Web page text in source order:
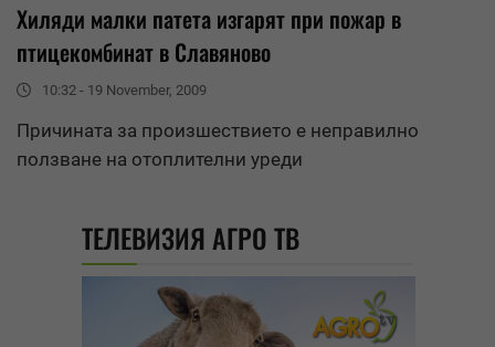
Хиляди малки патета изгарят при пожар в
птицекомбинат в Славяново
10:32 - 19 November, 2009
Причината за произшествието е неправилно
ползване на отоплителни уреди
ТЕЛЕВИЗИЯ АГРО ТВ